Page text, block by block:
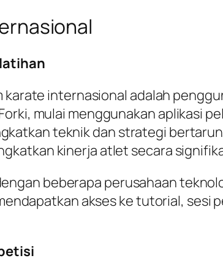
internasional adalah
mulai menggunakan aplikasi
teknik dan strategi
kinerja atlet secara
beberapa perusahaan
akses ke tutorial, sesi